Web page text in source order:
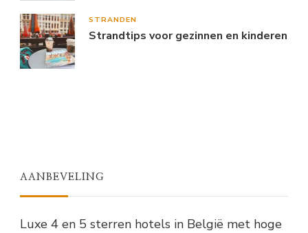
STRANDEN
Strandtips voor gezinnen en kinderen
AANBEVELING
Luxe 4 en 5 sterren hotels in België met hoge